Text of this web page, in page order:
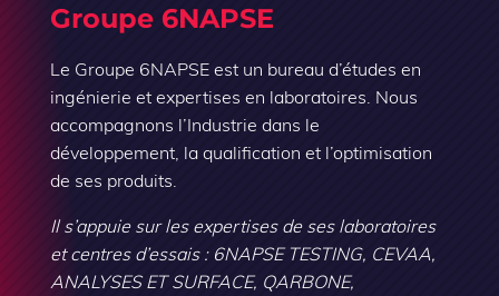
Groupe 6NAPSE
Le Groupe 6NAPSE est un bureau d’études en
ingénierie et expertises en laboratoires. Nous
accompagnons l’Industrie dans le
développement, la qualification et l’optimisation
de ses produits.
Il s’appuie sur les expertises de ses laboratoires
et centres d’essais : 6NAPSE TESTING, CEVAA,
ANALYSES ET SURFACE, QARBONE,